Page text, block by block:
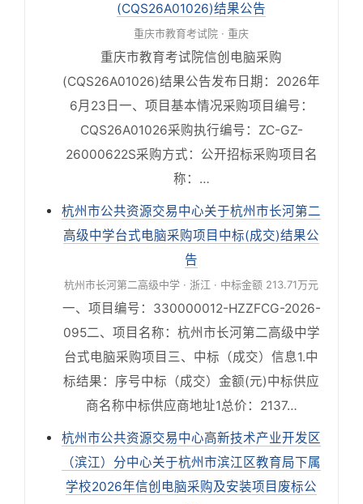
(CQS26A01026)结果公告
重庆市教育考试院 · 重庆
重庆市教育考试院信创电脑采购
(CQS26A01026)结果公告发布日期：2026年
6月23日一、项目基本情况采购项目编号：
CQS26A01026采购执行编号：ZC-GZ-
26000622S采购方式：公开招标采购项目名
称：…
杭州市公共资源交易中心关于杭州市长河第二
高级中学台式电脑采购项目中标(成交)结果公
告
杭州市长河第二高级中学 · 浙江 · 中标金额 213.71万元
一、项目编号：330000012-HZZFCG-2026-
095二、项目名称：杭州市长河第二高级中学
台式电脑采购项目三、中标（成交）信息1.中
标结果：序号中标（成交）金额(元)中标供应
商名称中标供应商地址1总价：2137…
杭州市公共资源交易中心高新技术产业开发区
（滨江）分中心关于杭州市滨江区教育局下属
学校2026年信创电脑采购及安装项目废标公